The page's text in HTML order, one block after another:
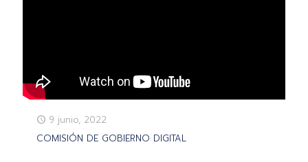
9 junio, 2022
COMISIÓN DE GOBIERNO DIGITAL